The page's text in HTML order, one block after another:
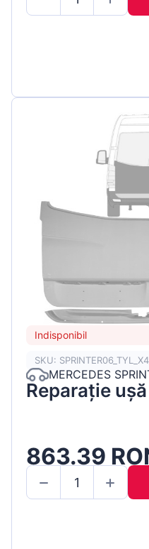
Indisponibil
SKU:
MERCEDES
Reparație
863.39